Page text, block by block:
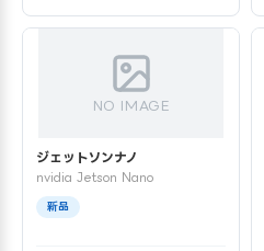
NO IMAGE
ジェットソンナノ
nvidia Jetson Nano
新品